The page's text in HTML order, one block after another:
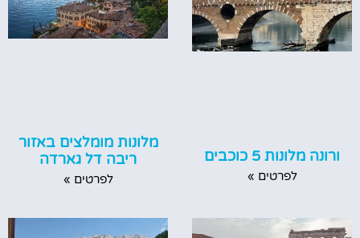
ורונה מלונות 5 כוכבים
לפרטים »
מלונות מומלצים באזור
ריבה דל גארדה
לפרטים »